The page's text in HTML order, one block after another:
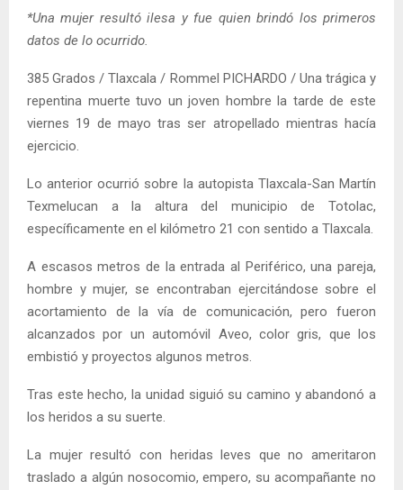
*Una mujer resultó ilesa y fue quien brindó los primeros
datos de lo ocurrido.
385 Grados / Tlaxcala / Rommel PICHARDO / Una trágica y
repentina muerte tuvo un joven hombre la tarde de este
viernes 19 de mayo tras ser atropellado mientras hacía
ejercicio.
Lo anterior ocurrió sobre la autopista Tlaxcala-San Martín
Texmelucan a la altura del municipio de Totolac,
específicamente en el kilómetro 21 con sentido a Tlaxcala.
A escasos metros de la entrada al Periférico, una pareja,
hombre y mujer, se encontraban ejercitándose sobre el
acortamiento de la vía de comunicación, pero fueron
alcanzados por un automóvil Aveo, color gris, que los
embistió y proyectos algunos metros.
Tras este hecho, la unidad siguió su camino y abandonó a
los heridos a su suerte.
La mujer resultó con heridas leves que no ameritaron
traslado a algún nosocomio, empero, su acompañante no